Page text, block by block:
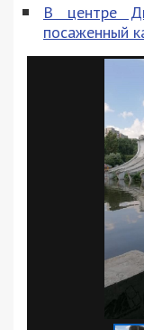
В центре
посаженный